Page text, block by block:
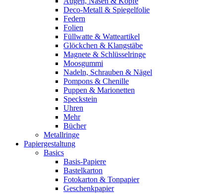
Deco-Metall & Spiegelfolie
Federn
Folien
Füllwatte & Watteartikel
Glöckchen & Klangstäbe
Magnete & Schlüsselringe
Moosgummi
Nadeln, Schrauben & Nägel
Pompons & Chenille
Puppen & Marionetten
Speckstein
Uhren
Mehr
Bücher
Metallringe
Papiergestaltung
Basics
Basis-Papiere
Bastelkarton
Fotokarton & Tonpapier
Geschenkpapier